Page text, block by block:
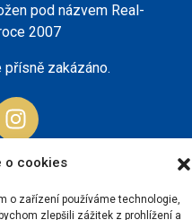
o cookies
o zařízení používáme technologie,
zlepšili zážitek z prohlížení a
pod názvem Real-
2007
přísně zakázáno.